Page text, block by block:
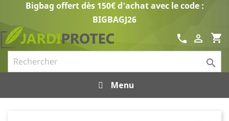
Bigbag offert dès 150€ d'achat avec le code :
BIGBAGJ26
shopping_cart

call

Menu